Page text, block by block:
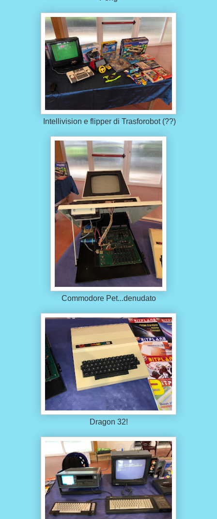
Intellivision e flipper di Trasforobot (??)
Commodore Pet...denudato
Dragon 32!